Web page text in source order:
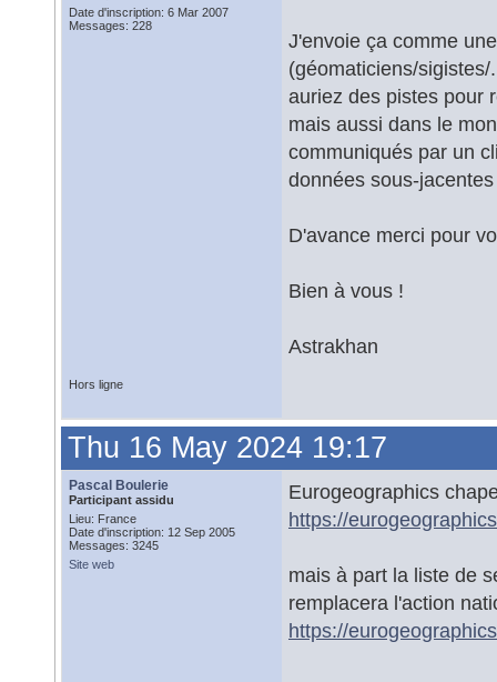
Date d'inscription: 6 Mar 2007
Messages: 228
J'envoie ça comme
(géomaticiens/
auriez des pistes pour
mais aussi dans le
communiqués par un
données sous-
D'avance merci pour
Bien à vous !
Astrakhan
Hors ligne
Thu 16 May 2024 19:17
Pascal Boulerie
Participant assidu
Lieu: France
Date d'inscription: 12 Sep 2005
Messages: 3245
Site web
Eurogeographics
https://
mais à part la liste de
remplacera l'action
https://